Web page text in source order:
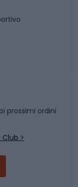
prossimi ordini
>